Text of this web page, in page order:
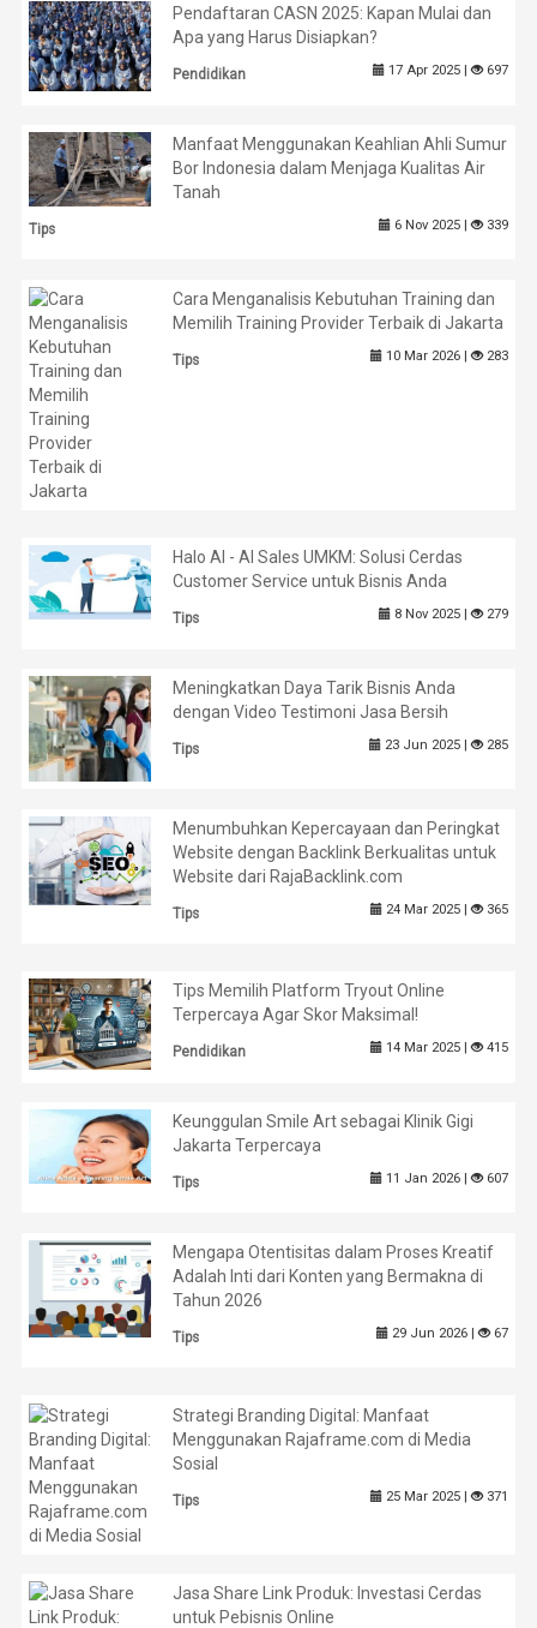
Pendaftaran CASN 2025: Kapan Mulai dan
Apa yang Harus Disiapkan?
Pendidikan 17 Apr 2025 | 697
Manfaat Menggunakan Keahlian Ahli Sumur
Bor Indonesia dalam Menjaga Kualitas Air
Tanah
Tips 6 Nov 2025 | 339
Cara Menganalisis Kebutuhan Training dan
Memilih Training Provider Terbaik di Jakarta
Tips 10 Mar 2026 | 283
Halo AI - AI Sales UMKM: Solusi Cerdas
Customer Service untuk Bisnis Anda
Tips 8 Nov 2025 | 279
Meningkatkan Daya Tarik Bisnis Anda
dengan Video Testimoni Jasa Bersih
Tips 23 Jun 2025 | 285
Menumbuhkan Kepercayaan dan Peringkat
Website dengan Backlink Berkualitas untuk
Website dari RajaBacklink.com
Tips 24 Mar 2025 | 365
Tips Memilih Platform Tryout Online
Terpercaya Agar Skor Maksimal!
Pendidikan 14 Mar 2025 | 415
Keunggulan Smile Art sebagai Klinik Gigi
Jakarta Terpercaya
Tips 11 Jan 2026 | 607
Mengapa Otentisitas dalam Proses Kreatif
Adalah Inti dari Konten yang Bermakna di
Tahun 2026
Tips 29 Jun 2026 | 67
Strategi Branding Digital: Manfaat
Menggunakan Rajaframe.com di Media
Sosial
Tips 25 Mar 2025 | 371
Jasa Share Link Produk: Investasi Cerdas
untuk Pebisnis Online